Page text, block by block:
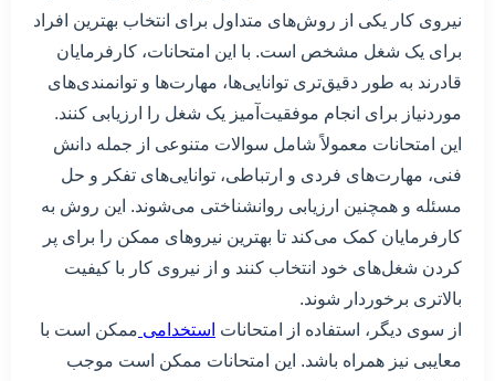
نیروی کار یکی از روش‌های متداول برای انتخاب بهترین افراد
برای یک شغل مشخص است. با این امتحانات، کارفرمایان
قادرند به طور دقیق‌تری توانایی‌ها، مهارت‌ها و توانمندی‌های
موردنیاز برای انجام موفقیت‌آمیز یک شغل را ارزیابی کنند.
این امتحانات معمولاً شامل سوالات متنوعی از جمله دانش
فنی، مهارت‌های فردی و ارتباطی، توانایی‌های تفکر و حل
مسئله و همچنین ارزیابی روانشناختی می‌شوند. این روش به
کارفرمایان کمک می‌کند تا بهترین نیروهای ممکن را برای پر
کردن شغل‌های خود انتخاب کنند و از نیروی کار با کیفیت
بالاتری برخوردار شوند.
از سوی دیگر، استفاده از امتحانات استخدامی ممکن است با
معایبی نیز همراه باشد. این امتحانات ممکن است موجب